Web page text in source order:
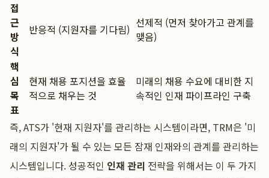
접
근
방
식
반응적 (지원자를 기다림) 선제적 (먼저 찾아가고 관계를
맺음)
핵
심
목
표
현재 채용 포지션을 효율
적으로 채우는 것
미래의 채용 수요에 대비한 지
속적인 인재 파이프라인 구축
즉, ATS가 '현재 지원자'를 관리하는 시스템이라면, TRM은 '미
래의 지원자'가 될 수 있는 모든 잠재 인재와의 관계를 관리하는
시스템입니다. 성공적인 인재 관리 전략을 위해서는 이 두 가지